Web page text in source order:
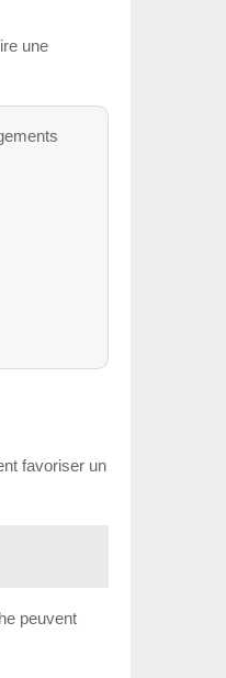
une
favoriser un
peuvent